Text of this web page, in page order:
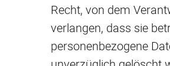
Recht, von dem
verlangen, dass sie
personenbezogene